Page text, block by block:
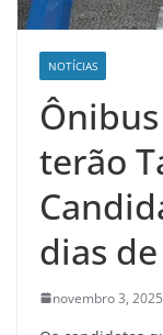
NOTÍCIAS
terão
dias
novembro 3, 2025